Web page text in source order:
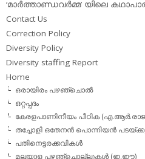
‘മാര്‍ത്താണ്ഡവര്‍മ്മ’ യിലെ
Contact Us
Correction Policy
Diversity Policy
Diversity staffing Report
Home
ഒരായിരം പഴഞ്ചൊല്‍
ഒറ്റപ്പദം
കേരളപാണിനീയം പീഠിക
തച്ചോളി ഒതേനൻ പൊന്നിയൻ
പതിനെട്ടരക്കവികള്‍
മലയാള പഴഞ്ചൊല്ലുകള്‍ (ഇ,ഈ)